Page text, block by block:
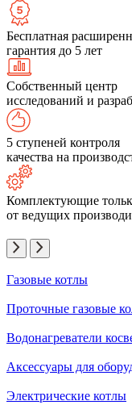
Бесплатная
гарантия до 5 лет
Собственный центр
исследований и
5 ступеней контроля
качества на
Комплектующие
от ведущих
Газовые котлы
Проточные газовые
Водонагреватели
Аксессуары для
Электрические котлы